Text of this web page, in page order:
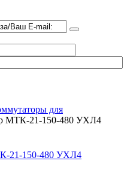
для
МТК-21-150-480 УХЛ4